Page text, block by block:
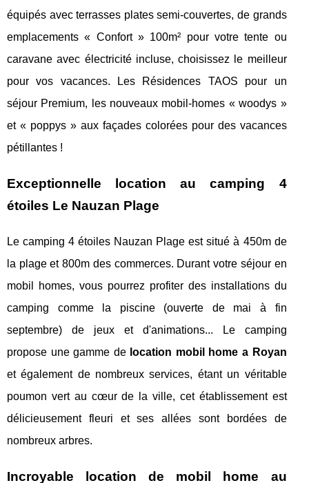
équipés avec terrasses plates semi-couvertes, de grands
emplacements « Confort » 100m² pour votre tente ou
caravane avec électricité incluse, choisissez le meilleur
pour vos vacances. Les Résidences TAOS pour un
séjour Premium, les nouveaux mobil-homes « woodys »
et « poppys » aux façades colorées pour des vacances
pétillantes !
Exceptionnelle location au camping 4
étoiles Le Nauzan Plage
Le camping 4 étoiles Nauzan Plage est situé à 450m de
la plage et 800m des commerces. Durant votre séjour en
mobil homes, vous pourrez profiter des installations du
camping comme la piscine (ouverte de mai à fin
septembre) de jeux et d'animations... Le camping
propose une gamme de location mobil home a Royan
et également de nombreux services, étant un véritable
poumon vert au cœur de la ville, cet établissement est
délicieusement fleuri et ses allées sont bordées de
nombreux arbres.
Incroyable location de mobil home au